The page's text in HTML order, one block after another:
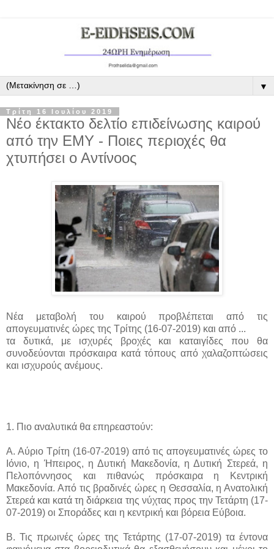
▼
Τρίτη 16 Ιουλίου 2019
Νέο έκτακτο δελτίο επιδείνωσης καιρού
από την ΕΜΥ - Ποιες περιοχές θα
χτυπήσει ο Αντίνοος
Νέα μεταβολή του καιρού προβλέπεται από τις
απογευματινές ώρες της Τρίτης (16-07-2019) και από ...
τα δυτικά, με ισχυρές βροχές και καταιγίδες που θα
συνοδεύονται πρόσκαιρα κατά τόπους από χαλαζοπτώσεις
και ισχυρούς ανέμους.
1. Πιο αναλυτικά θα επηρεαστούν:
Α. Αύριο Τρίτη (16-07-2019) από τις απογευματινές ώρες το
Ιόνιο, η Ήπειρος, η Δυτική Μακεδονία, η Δυτική Στερεά, η
Πελοπόννησος και πιθανώς πρόσκαιρα η Κεντρική
Μακεδονία. Από τις βραδινές ώρες η Θεσσαλία, η Ανατολική
Στερεά και κατά τη διάρκεια της νύχτας προς την Τετάρτη (17-
07-2019) οι Σποράδες και η κεντρική και βόρεια Εύβοια.
Β. Τις πρωινές ώρες της Τετάρτης (17-07-2019) τα έντονα